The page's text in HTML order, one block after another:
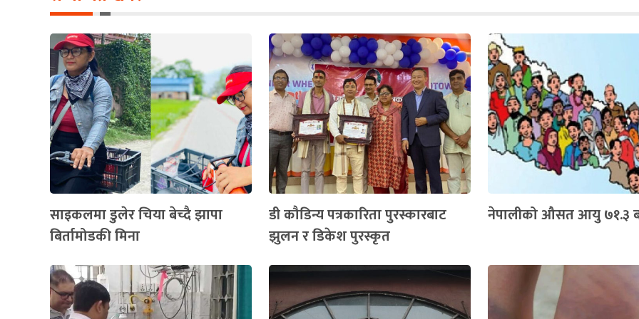
साइकलमा डुलेर चिया बेच्दै झापा
बिर्तामोडकी मिना
डी कौडिन्य पत्रकारिता पुरस्कारबाट
झुलन र डिकेश पुरस्कृत
नेपालीको औसत आयु ७१.३